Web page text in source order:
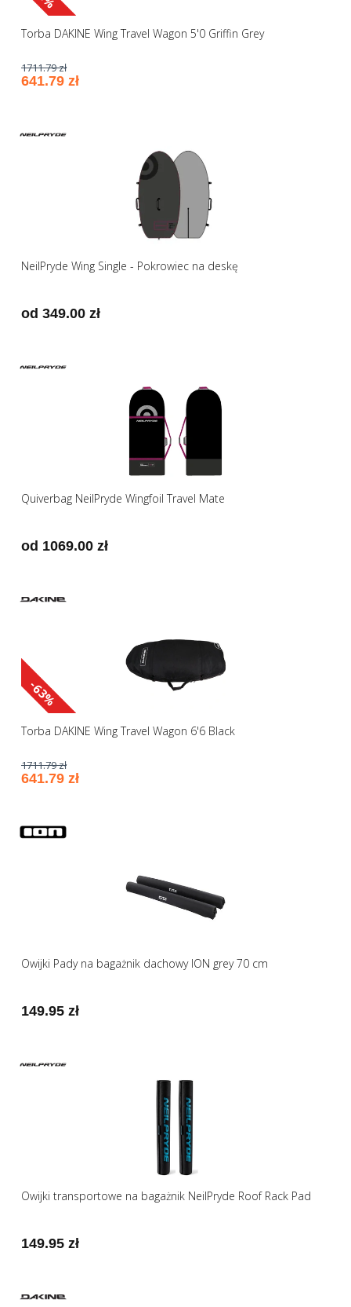
Torba DAKINE Wing Travel Wagon 5'0 Griffin Grey
1711.79 zł
641.79 zł
NeilPryde Wing Single - Pokrowiec na deskę
od 349.00 zł
Quiverbag NeilPryde Wingfoil Travel Mate
od 1069.00 zł
-63%
Torba DAKINE Wing Travel Wagon 6'6 Black
1711.79 zł
641.79 zł
Owijki Pady na bagażnik dachowy ION grey 70 cm
149.95 zł
Owijki transportowe na bagażnik NeilPryde Roof Rack Pad
149.95 zł